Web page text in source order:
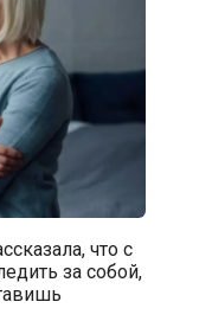
что с
за собой,